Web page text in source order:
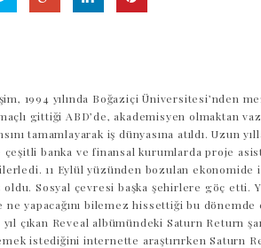
1994 yılında Boğaziçi Üniversitesi’nden
gittiği ABD’de, akademisyen olmaktan
tamamlayarak iş dünyasına atıldı. Uzun
çeşitli banka ve finansal kurumlarda proje
11 Eylül yüzünden bozulan ekonomide
Sosyal çevresi başka şehirlere göç etti.
ne yapacağını bilemez hissettiği bu dönemde
çıkan Reveal albümündeki Saturn Return
istediğini internette araştırırken Saturn